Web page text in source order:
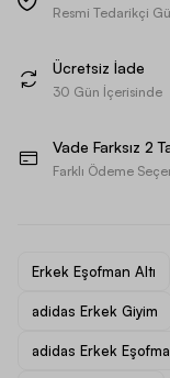
Resmi Tedarikçi
Ücretsiz İade
30 Gün İçerisinde
Vade Farksız 2
Farklı Ödeme
Erkek Eşofman Altı
adidas Erkek Giyim
adidas Erkek